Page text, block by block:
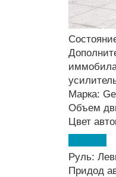
Марка:
Объем
Цвет
Руль:
Придод